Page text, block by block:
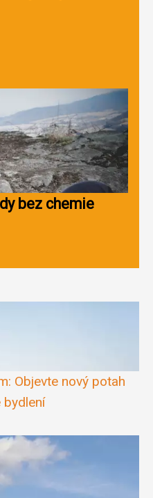
bez chemie
Objevte nový potah
bydlení